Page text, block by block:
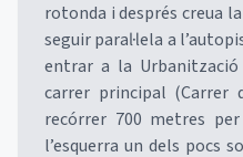
rotonda i després creua
seguir paral·lela a
entrar a la Urbanització
carrer principal (Carrer
recórrer 700 metres
l’esquerra un dels pocs